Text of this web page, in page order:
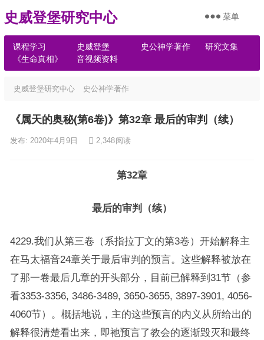
史威登堡研究中心
课程学习 史威登堡 史公神学著作
研究文集
《生命真相》
音视频资料
菜单
史威登堡研究中心 史公神学著作
《属天的奥秘(第6卷)》第32章 最后的审判（续）
发布: 2020年4月9日 2,348阅读
第32章
最后的审判（续）
4229.我们从第三卷（系指拉丁文的第3卷）开始解释主
在马太福音24章关于最后审判的预言。这些解释被放在
了那一卷最后几章的开头部分，目前已解释到31节（参
看3353-3356, 3486-3489, 3650-3655, 3897-3901, 4056-
4060节）。概括地说，主的这些预言的内义从所给出的
解释很清楚看出来，即祂预言了教会的逐渐毁灭和最终